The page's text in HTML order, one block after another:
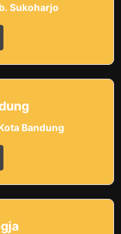
Sukoharjo
Bandung